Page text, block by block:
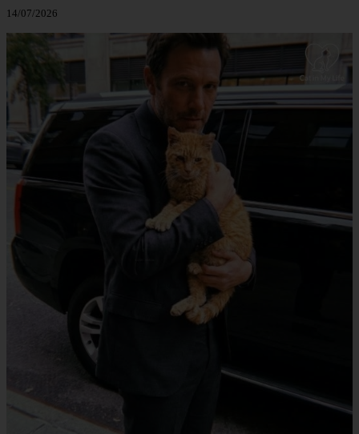
14/07/2026